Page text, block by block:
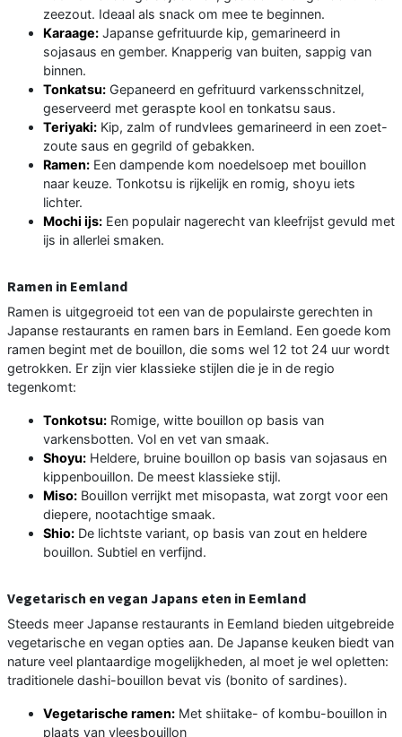
zeezout. Ideaal als snack om mee te beginnen.
Karaage: Japanse gefrituurde kip, gemarineerd in
sojasaus en gember. Knapperig van buiten, sappig van
binnen.
Tonkatsu: Gepaneerd en gefrituurd varkensschnitzel,
geserveerd met geraspte kool en tonkatsu saus.
Teriyaki: Kip, zalm of rundvlees gemarineerd in een zoet-
zoute saus en gegrild of gebakken.
Ramen: Een dampende kom noedelsoep met bouillon
naar keuze. Tonkotsu is rijkelijk en romig, shoyu iets
lichter.
Mochi ijs: Een populair nagerecht van kleefrijst gevuld met
ijs in allerlei smaken.
Ramen in Eemland
Ramen is uitgegroeid tot een van de populairste gerechten in
Japanse restaurants en ramen bars in Eemland. Een goede kom
ramen begint met de bouillon, die soms wel 12 tot 24 uur wordt
getrokken. Er zijn vier klassieke stijlen die je in de regio
tegenkomt:
Tonkotsu: Romige, witte bouillon op basis van
varkensbotten. Vol en vet van smaak.
Shoyu: Heldere, bruine bouillon op basis van sojasaus en
kippenbouillon. De meest klassieke stijl.
Miso: Bouillon verrijkt met misopasta, wat zorgt voor een
diepere, nootachtige smaak.
Shio: De lichtste variant, op basis van zout en heldere
bouillon. Subtiel en verfijnd.
Vegetarisch en vegan Japans eten in Eemland
Steeds meer Japanse restaurants in Eemland bieden uitgebreide
vegetarische en vegan opties aan. De Japanse keuken biedt van
nature veel plantaardige mogelijkheden, al moet je wel opletten:
traditionele dashi-bouillon bevat vis (bonito of sardines).
Vegetarische ramen: Met shiitake- of kombu-bouillon in
plaats van vleesbouillon